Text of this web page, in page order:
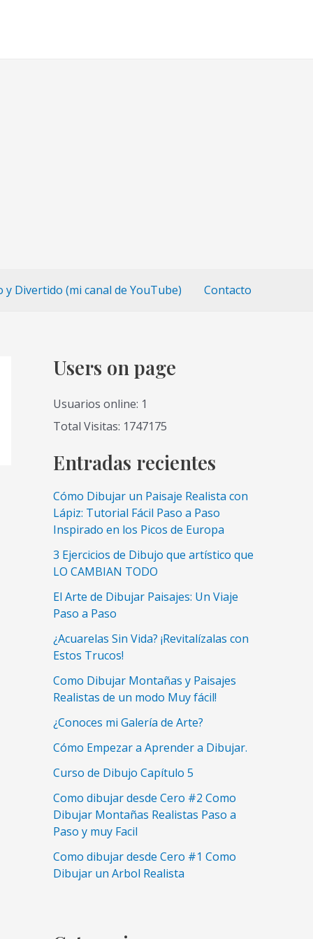
y Divertido (mi canal de YouTube) Contacto
Users on page
Usuarios online: 1
Total Visitas: 1747175
Entradas recientes
Cómo Dibujar un Paisaje Realista con
Lápiz: Tutorial Fácil Paso a Paso
Inspirado en los Picos de Europa
3 Ejercicios de Dibujo que artístico que
LO CAMBIAN TODO
El Arte de Dibujar Paisajes: Un Viaje
Paso a Paso
¿Acuarelas Sin Vida? ¡Revitalízalas con
Estos Trucos!
Como Dibujar Montañas y Paisajes
Realistas de un modo Muy fácil!
¿Conoces mi Galería de Arte?
Cómo Empezar a Aprender a Dibujar.
Curso de Dibujo Capítulo 5
Como dibujar desde Cero #2 Como
Dibujar Montañas Realistas Paso a
Paso y muy Facil
Como dibujar desde Cero #1 Como
Dibujar un Arbol Realista